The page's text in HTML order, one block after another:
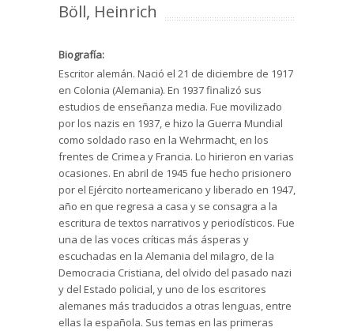
Böll, Heinrich
Biografía:
Escritor alemán. Nació el 21 de diciembre de 1917
en Colonia (Alemania). En 1937 finalizó sus
estudios de enseñanza media. Fue movilizado
por los nazis en 1937, e hizo la Guerra Mundial
como soldado raso en la Wehrmacht, en los
frentes de Crimea y Francia. Lo hirieron en varias
ocasiones. En abril de 1945 fue hecho prisionero
por el Ejército norteamericano y liberado en 1947,
año en que regresa a casa y se consagra a la
escritura de textos narrativos y periodísticos. Fue
una de las voces críticas más ásperas y
escuchadas en la Alemania del milagro, de la
Democracia Cristiana, del olvido del pasado nazi
y del Estado policial, y uno de los escritores
alemanes más traducidos a otras lenguas, entre
ellas la española. Sus temas en las primeras